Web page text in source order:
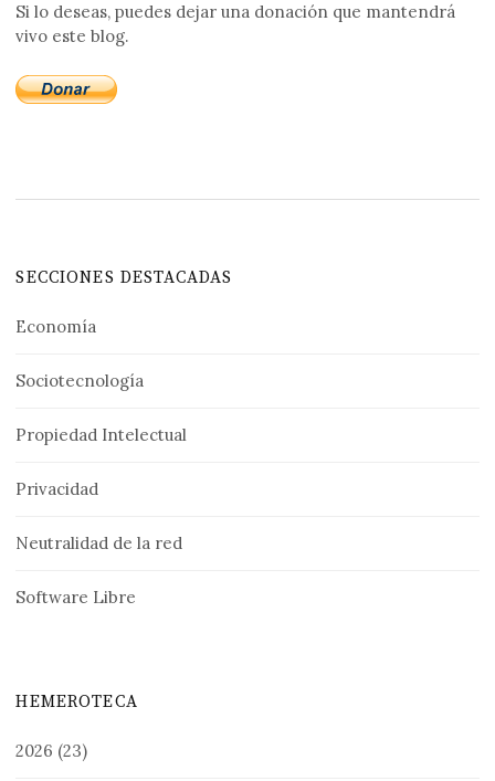
Si lo deseas, puedes dejar una donación que mantendrá
vivo este blog.
SECCIONES DESTACADAS
Economía
Sociotecnología
Propiedad Intelectual
Privacidad
Neutralidad de la red
Software Libre
HEMEROTECA
2026 (23)